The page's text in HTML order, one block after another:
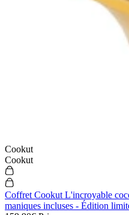
Cookut
Cookut
Coffret Cookut L'incroyable
maniques incluses - Édition